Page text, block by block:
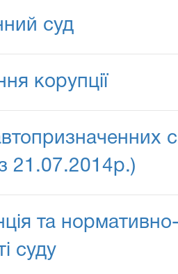
суд
корупції
21.07.2014р.)
та
суду